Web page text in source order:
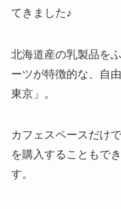
てきました♪
北海道産の乳製品を
ーツが特徴的な、自
東京」。
カフェスペースだけ
を購入することもで
す。